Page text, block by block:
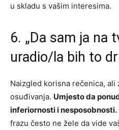
u skladu s vašim interesima.
6. „Da sam ja na
uradio/la bih to
Naizgled korisna rečenica, ali
osuđivanja. Umjesto da
inferiornosti i nesposobnosti.
frazu često ne žele da vide